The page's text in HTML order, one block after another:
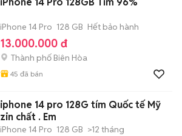
iPhone 14 Pro 128 GB Hết bảo hành
13.000.000 đ
Thành phố Biên Hòa
45 đã bán
iphone 14 pro 128G tím Quốc tế Mỹ
zin chất . Em
iPhone 14 Pro 128 GB >12 tháng